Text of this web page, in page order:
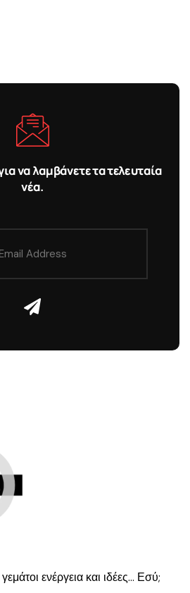
να λαμβάνετε τα τελευταία
νέα.
ενέργεια και ιδέες… Εσύ;